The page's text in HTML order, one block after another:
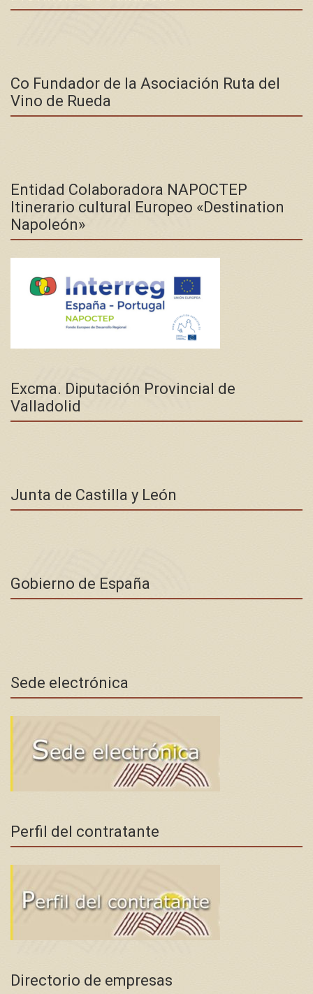
Co Fundador de la Asociación Ruta del
Vino de Rueda
Entidad Colaboradora NAPOCTEP
Itinerario cultural Europeo «Destination
Napoleón»
Excma. Diputación Provincial de
Valladolid
Junta de Castilla y León
Gobierno de España
Sede electrónica
Perfil del contratante
Directorio de empresas